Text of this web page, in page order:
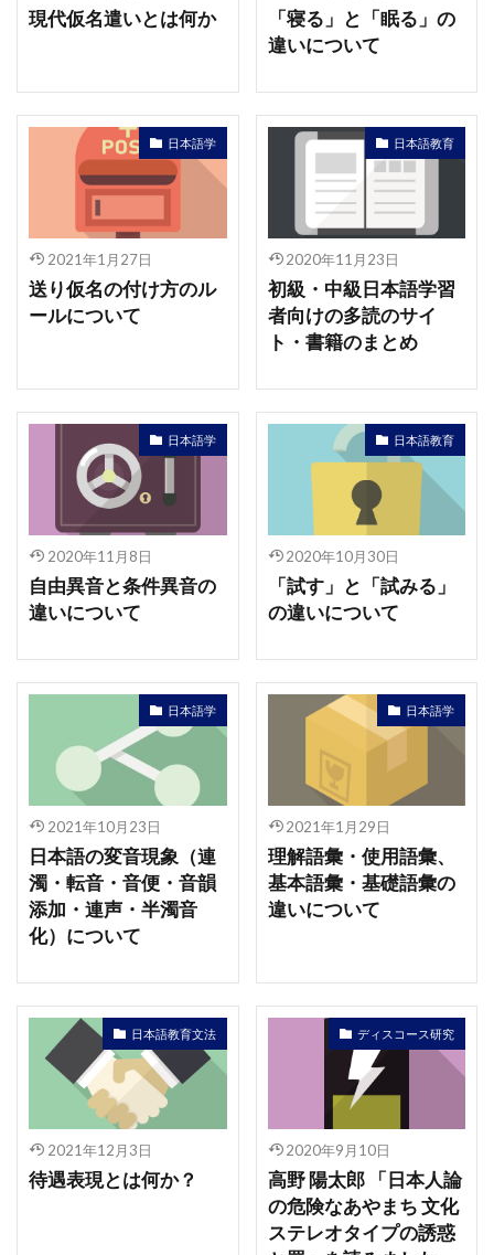
現代仮名遣いとは何か
「寝る」と「眠る」の
違いについて
日本語学
2021年1月27日
送り仮名の付け方のル
ールについて
日本語教育
2020年11月23日
初級・中級日本語学習
者向けの多読のサイ
ト・書籍のまとめ
日本語学
2020年11月8日
自由異音と条件異音の
違いについて
日本語教育
2020年10月30日
「試す」と「試みる」
の違いについて
日本語学
2021年10月23日
日本語の変音現象（連
濁・転音・音便・音韻
添加・連声・半濁音
化）について
日本語学
2021年1月29日
理解語彙・使用語彙、
基本語彙・基礎語彙の
違いについて
日本語教育文法
2021年12月3日
待遇表現とは何か？
ディスコース研究
2020年9月10日
高野 陽太郎 「日本人論
の危険なあやまち 文化
ステレオタイプの誘惑